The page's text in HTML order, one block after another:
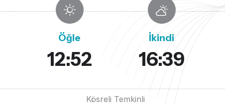
Öğle
12:52
İkindi
16:39
Kösreli Temkinli